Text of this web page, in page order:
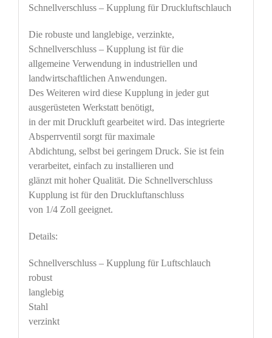
Schnellverschluss – Kupplung für Druckluftschlauch
Die robuste und langlebige, verzinkte,
Schnellverschluss – Kupplung ist für die
allgemeine Verwendung in industriellen und
landwirtschaftlichen Anwendungen.
Des Weiteren wird diese Kupplung in jeder gut
ausgerüsteten Werkstatt benötigt,
in der mit Druckluft gearbeitet wird. Das integrierte
Absperrventil sorgt für maximale
Abdichtung, selbst bei geringem Druck. Sie ist fein
verarbeitet, einfach zu installieren und
glänzt mit hoher Qualität. Die Schnellverschluss
Kupplung ist für den Druckluftanschluss
von 1/4 Zoll geeignet.
Details:
Schnellverschluss – Kupplung für Luftschlauch
robust
langlebig
Stahl
verzinkt